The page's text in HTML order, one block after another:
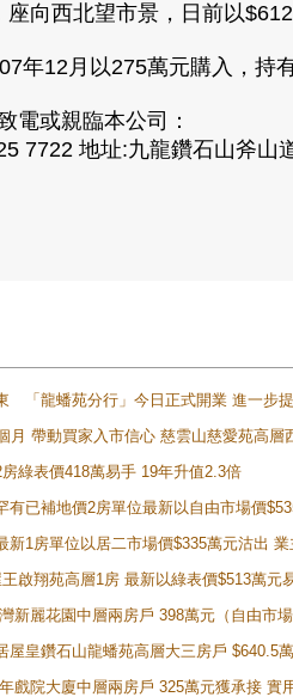
座向西北望市景，日前以
年12月以275萬元購入，持
電或親臨本公司：
7722 地址:九龍鑽石山斧
「龍蟠苑分行」今日正式開業 進一步
月 帶動買家入市信心 慈雲山慈愛苑高層
綠表價418萬易手 19年升值2.3倍
有已補地價2房單位最新以自由市場價
新1房單位以居二市場價$335萬元沽出
啟翔苑高層1房 最新以綠表價$513萬元
新麗花園中層兩房戶 398萬元（自由市
屋皇鑽石山龍蟠苑高層大三房戶
戲院大廈中層兩房戶 325萬元獲承接 實